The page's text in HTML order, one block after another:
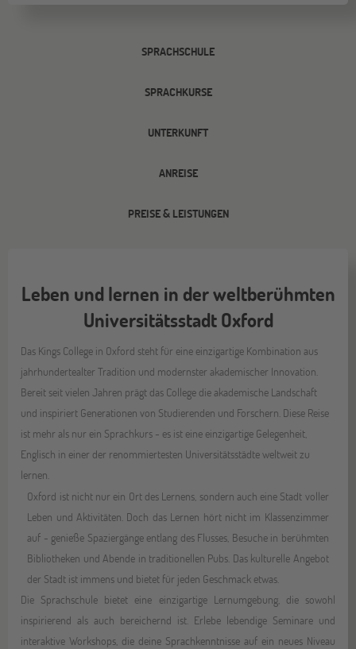
SPRACHSCHULE
SPRACHKURSE
UNTERKUNFT
ANREISE
PREISE & LEISTUNGEN
Leben und lernen in der weltberühmten
Universitätsstadt Oxford
Das Kings College in Oxford steht für eine einzigartige Kombination aus
jahrhundertealter Tradition und modernster akademischer Innovation.
Bereit seit vielen Jahren prägt das College die akademische Landschaft
und inspiriert Generationen von Studierenden und Forschern. Diese Reise
ist mehr als nur ein Sprachkurs - es ist eine einzigartige Gelegenheit,
Englisch in einer der renommiertesten Universitätsstädte weltweit zu
lernen.
Oxford ist nicht nur ein Ort des Lernens, sondern auch eine Stadt voller
Leben und Aktivitäten. Doch das Lernen hört nicht im Klassenzimmer
auf - genieße Spaziergänge entlang des Flusses, Besuche in berühmten
Bibliotheken und Abende in traditionellen Pubs. Das kulturelle Angebot
der Stadt ist immens und bietet für jeden Geschmack etwas.
Die Sprachschule bietet eine einzigartige Lernumgebung, die sowohl
inspirierend als auch bereichernd ist. Erlebe lebendige Seminare und
interaktive Workshops, die deine Sprachkenntnisse auf ein neues Niveau